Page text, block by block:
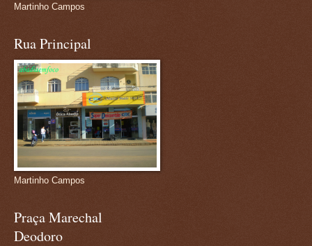
Martinho Campos
Rua Principal
Martinho Campos
Praça Marechal
Deodoro